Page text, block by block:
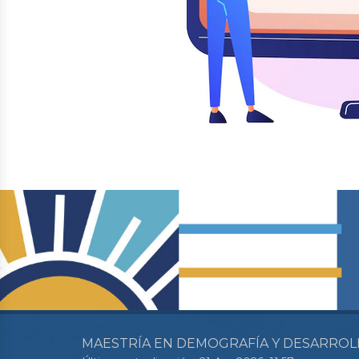
MAESTRÍA EN DEMOGRAFÍA Y